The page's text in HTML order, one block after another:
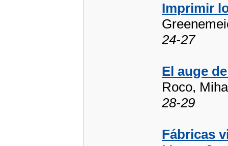
Imprimir
24-27
El auge
Roco,
28-29
Fábricas